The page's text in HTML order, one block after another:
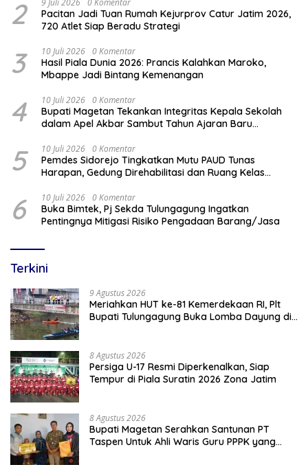
2 9 Juli 2026 0 Komentar
Pacitan Jadi Tuan Rumah Kejurprov Catur Jatim 2026,
720 Atlet Siap Beradu Strategi
3 10 Juli 2026 0 Komentar
Hasil Piala Dunia 2026: Prancis Kalahkan Maroko,
Mbappe Jadi Bintang Kemenangan
4 10 Juli 2026 0 Komentar
Bupati Magetan Tekankan Integritas Kepala Sekolah
dalam Apel Akbar Sambut Tahun Ajaran Baru
5 10 Juli 2026 0 Komentar
Pemdes Sidorejo Tingkatkan Mutu PAUD Tunas
Harapan, Gedung Direhabilitasi dan Ruang Kelas
6 10 Juli 2026 0 Komentar
Buka Bimtek, Pj Sekda Tulungagung Ingatkan
Pentingnya Mitigasi Risiko Pengadaan Barang/Jasa
Terkini
9 Agustus 2026
Meriahkan HUT ke-81 Kemerdekaan RI, Plt
Bupati Tulungagung Buka Lomba Dayung di
8 Agustus 2026
Persiga U-17 Resmi Diperkenalkan, Siap
Tempur di Piala Suratin 2026 Zona Jatim
8 Agustus 2026
Bupati Magetan Serahkan Santunan PT
Taspen Untuk Ahli Waris Guru PPPK yang